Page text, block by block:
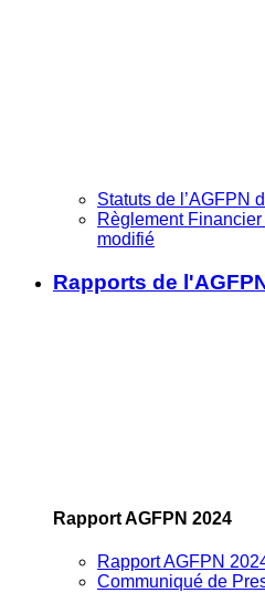
Statuts de l’AGFPN
Règlement
modifié
Rapports de
Rapport AGFPN 2024
Rapport AGFPN
Communiqué de